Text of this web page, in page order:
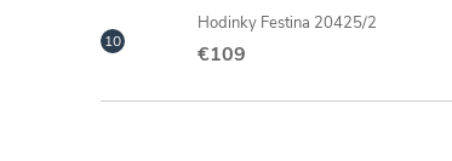
Hodinky Festina 20425/2
€109